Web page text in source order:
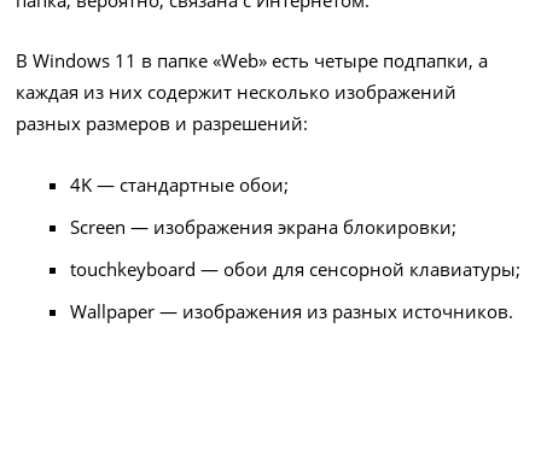
В Windows 11 в папке «Web» есть четыре подпапки, а
каждая из них содержит несколько изображений
разных размеров и разрешений:
4K — стандартные обои;
Screen — изображения экрана блокировки;
touchkeyboard — обои для сенсорной клавиатуры;
Wallpaper — изображения из разных источников.